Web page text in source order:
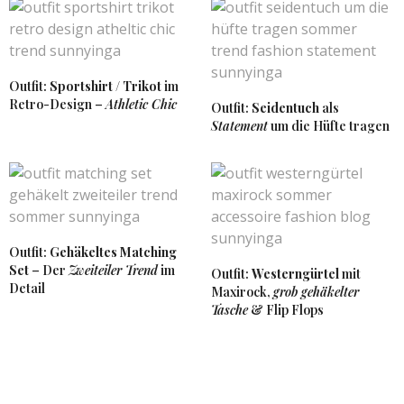
1. AUGUST 2017 UM 21:58 UHR
http://www.theblondejourney.com/
2. AUGUST 2017 UM 8:08 UHR
Vielen Dank liebe Leni. 🙂
ISABELLA SAGT:
Hallo meine Liebe;)
Das ist ein wunderschöner Look, besonders schick
finde ich das traumhafte Blumenkleidchen und die
coolen Boots 🙂 Einfach toll:-*
Ganz liebe Grüße
http://www.label-love.eu
Outfit: Sportshirt / Trikotim
Retro-Design –Athletic Chic Outfit: Seidentuch als
Statementum die Hüfte tragen
Outfit: Gehäkeltes Matching
Set – DerZweiteiler Trendim
Detail
Outfit: Westerngürtelmit
Maxirock, grob gehäkelter
Tasche& Flip Flops